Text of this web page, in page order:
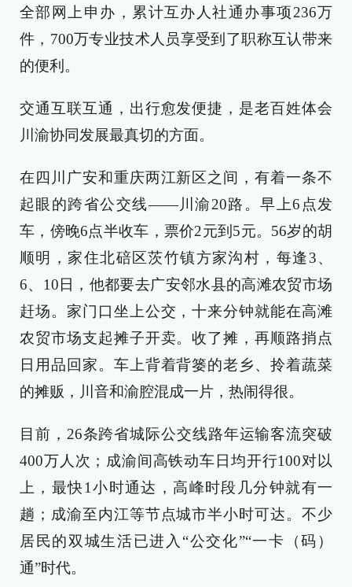
全部网上申办，累计互办人社通办事项236万
件，700万专业技术人员享受到了职称互认带来
的便利。
交通互联互通，出行愈发便捷，是老百姓体会
川渝协同发展最真切的方面。
在四川广安和重庆两江新区之间，有着一条不
起眼的跨省公交线——川渝20路。早上6点发
车，傍晚6点半收车，票价2元到5元。56岁的胡
顺明，家住北碚区茨竹镇方家沟村，每逢3、
6、10日，他都要去广安邻水县的高滩农贸市场
赶场。家门口坐上公交，十来分钟就能在高滩
农贸市场支起摊子开卖。收了摊，再顺路捎点
日用品回家。车上背着背篓的老乡、拎着蔬菜
的摊贩，川音和渝腔混成一片，热闹得很。
目前，26条跨省城际公交线路年运输客流突破
400万人次；成渝间高铁动车日均开行100对以
上，最快1小时通达，高峰时段几分钟就有一
趟；成渝至内江等节点城市半小时可达。不少
居民的双城生活已进入“公交化”“一卡（码）
通”时代。